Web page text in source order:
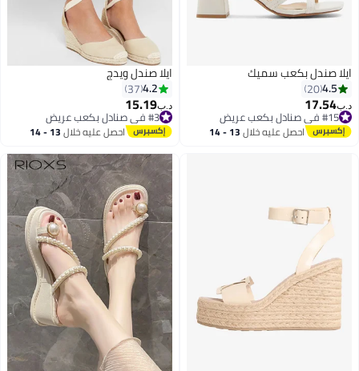
ايلا صندل بكعب سميك
4.5
20
د.ب‏17.54
#15 في صنادل بكعب عريض
#15 في صنادل بكعب عريض احصل عليه خلال 13 - 14
2
ايلا صندل ويدج
4.2
37
د.ب‏15.19
#3 في صنادل بكعب عريض
أقل سعر في 7 يوم
#3 في صنادل بكعب عريض احصل عليه خلال 13 - 14